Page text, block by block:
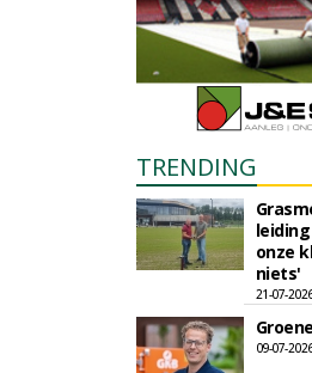
TRENDING
onze
niets'
21-07-
09-07-